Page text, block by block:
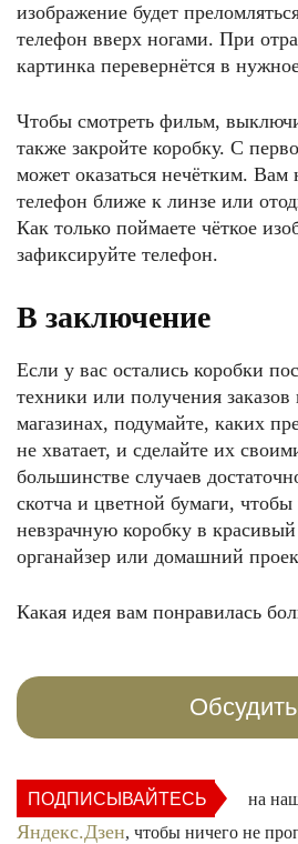
изображение будет
телефон вверх ногами. При
картинка перевернётся в
Чтобы смотреть фильм,
также закройте коробку. С
может оказаться нечётким.
телефон ближе к линзе или
Как только поймаете чёткое
зафиксируйте телефон.
В заключение
Если у вас остались коробки
техники или получения заказов
магазинах, подумайте, каких
не хватает, и сделайте их
большинстве случаев
скотча и цветной бумаги, чтобы
невзрачную коробку в
органайзер или домашний
Какая идея вам понравилась
Обсудить
ПОДПИСЫВАЙТЕСЬ на
Яндекс.Дзен, чтобы ничего не